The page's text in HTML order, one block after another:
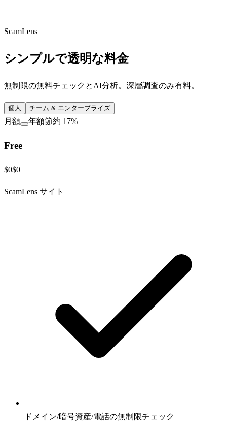
ScamLens
シンプルで透明な料金
無制限の無料チェックとAI分析。深層調査のみ有料。
個人 チーム & エンタープライズ
月額 年額節約 17%
Free
$0$0
ScamLens サイト
ドメイン/暗号資産/電話の無制限チェック